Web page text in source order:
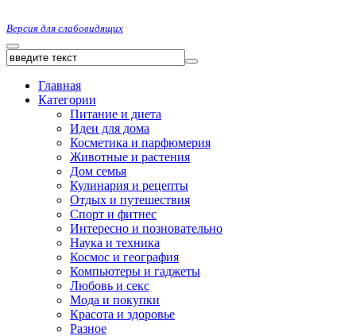
Версия для слабовидящих
Главная
Категории
Питание и диета
Идеи для дома
Косметика и парфюмерия
Животные и растения
Дом семья
Кулинария и рецепты
Отдых и путешествия
Спорт и фитнес
Интересно и позновательно
Наука и техника
Космос и география
Компьютеры и гаджеты
Любовь и секс
Мода и покупки
Красота и здоровье
Разное